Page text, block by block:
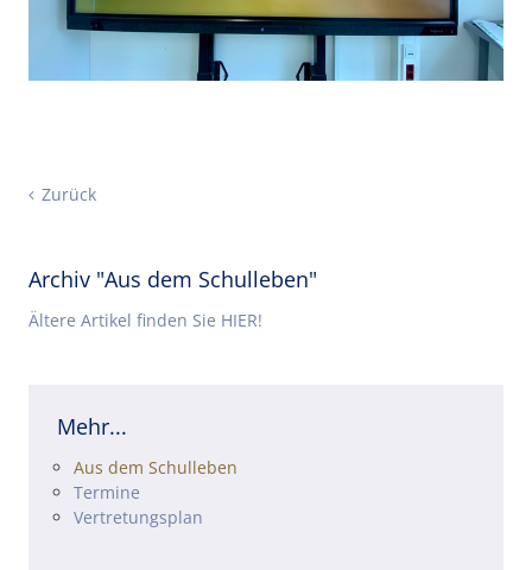
Zurück
Archiv "Aus dem Schulleben"
Ältere Artikel finden Sie HIER!
Mehr...
Navigation überspringen
Aus dem Schulleben
Termine
Vertretungsplan